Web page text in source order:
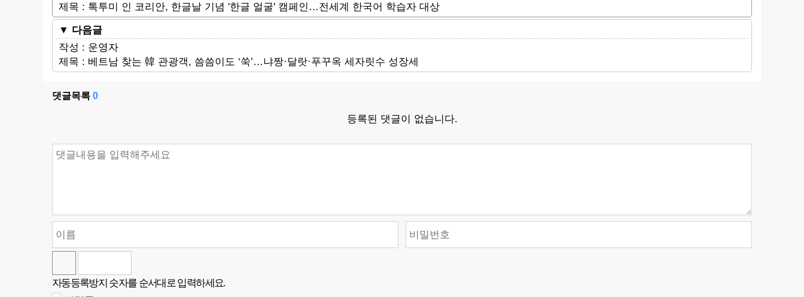
제목 : 톡투미 인 코리안, 한글날 기념 '한글 얼굴' 캠페인…전세계 한국어 학습자 대상
▼ 다음글
작성 : 운영자
제목 : 베트남 찾는 韓 관광객, 씀씀이도 ‘쑥’…냐짱·달랏·푸꾸옥 세자릿수 성장세
댓글목록 0
등록된 댓글이 없습니다.
댓글쓰기
자동등록방지 숫자를 순서대로 입력하세요.